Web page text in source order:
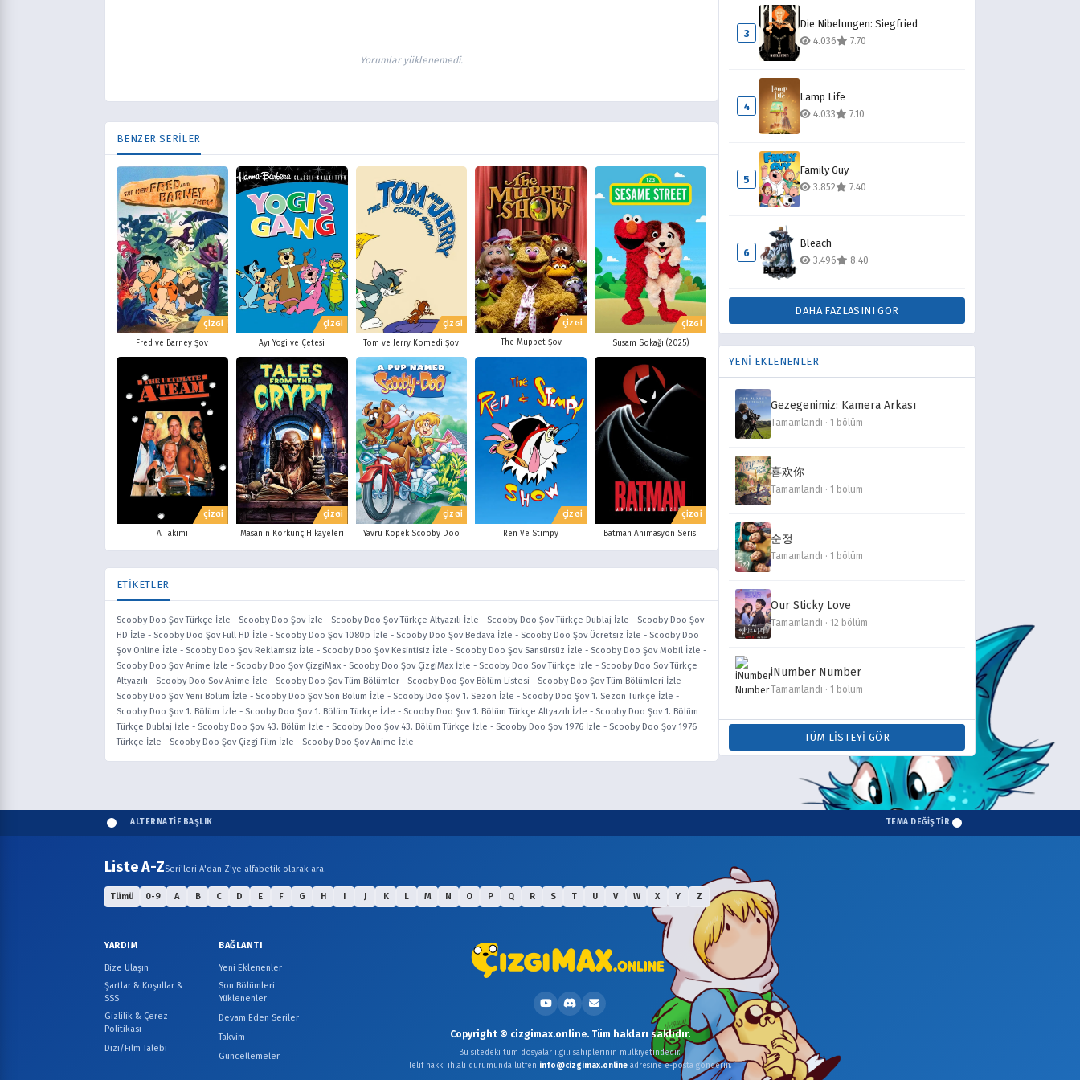
Yorumlar yüklenemedi.
BENZER SERİLER
ÇİZGİ
Fred ve Barney Şov
ÇİZGİ
Ayı Yogi ve Çetesi
ÇİZGİ
Tom ve Jerry Komedi Şov
ÇİZGİ
The Muppet Şov
ÇİZGİ
Susam Sokağı (2025)
ÇİZGİ
A Takımı
ÇİZGİ
Masanın Korkunç Hikayeleri
ÇİZGİ
Yavru Köpek Scooby Doo
ÇİZGİ
Ren Ve Stimpy
ÇİZGİ
Batman Animasyon Serisi
ETİKETLER
Scooby Doo Şov Türkçe İzle - Scooby Doo Şov İzle - Scooby Doo Şov Türkçe Altyazılı İzle - Scooby Doo Şov Türkçe Dublaj İzle - Scooby Doo Şov
HD İzle - Scooby Doo Şov Full HD İzle - Scooby Doo Şov 1080p İzle - Scooby Doo Şov Bedava İzle - Scooby Doo Şov Ücretsiz İzle - Scooby Doo
Şov Online İzle - Scooby Doo Şov Reklamsız İzle - Scooby Doo Şov Kesintisiz İzle - Scooby Doo Şov Sansürsüz İzle - Scooby Doo Şov Mobil İzle -
Scooby Doo Şov Anime İzle - Scooby Doo Şov ÇizgiMax - Scooby Doo Şov ÇizgiMax İzle - Scooby Doo Sov Türkçe İzle - Scooby Doo Sov Türkçe
Altyazılı - Scooby Doo Sov Anime İzle - Scooby Doo Şov Tüm Bölümler - Scooby Doo Şov Bölüm Listesi - Scooby Doo Şov Tüm Bölümleri İzle -
Scooby Doo Şov Yeni Bölüm İzle - Scooby Doo Şov Son Bölüm İzle - Scooby Doo Şov 1. Sezon İzle - Scooby Doo Şov 1. Sezon Türkçe İzle -
Scooby Doo Şov 1. Bölüm İzle - Scooby Doo Şov 1. Bölüm Türkçe İzle - Scooby Doo Şov 1. Bölüm Türkçe Altyazılı İzle - Scooby Doo Şov 1. Bölüm
Türkçe Dublaj İzle - Scooby Doo Şov 43. Bölüm İzle - Scooby Doo Şov 43. Bölüm Türkçe İzle - Scooby Doo Şov 1976 İzle - Scooby Doo Şov 1976
Türkçe İzle - Scooby Doo Şov Çizgi Film İzle - Scooby Doo Şov Anime İzle
3
Die Nibelungen: Siegfried
4.036 7.70
4
Lamp Life
4.033 7.10
5
Family Guy
3.852 7.40
6
Bleach
3.496 8.40
DAHA FAZLASINI GÖR
YENİ EKLENENLER
Gezegenimiz: Kamera Arkası
Tamamlandı · 1 bölüm
喜欢你
Tamamlandı · 1 bölüm
순정
Tamamlandı · 1 bölüm
Our Sticky Love
Tamamlandı · 12 bölüm
iNumber Number
Tamamlandı · 1 bölüm
TÜM LISTEYI GÖR
ALTERNATİF BAŞLIK TEMA DEĞİŞTİR
Liste A-ZSeri'leri A'dan Z'ye alfabetik olarak ara.
Tümü 0-9 A B C D E F G H I J K L M N O P Q R S T U V W X Y Z
YARDIM
Bize Ulaşın
Şartlar & Koşullar &
SSS
Gizlilik & Çerez
Politikası
Dizi/Film Talebi
BAĞLANTI
Yeni Eklenenler
Son Bölümleri
Yüklenenler
Devam Eden Seriler
Takvim
Güncellemeler
Copyright © cizgimax.online. Tüm hakları saklıdır.
Bu sitedeki tüm dosyalar ilgili sahiplerinin mülkiyetindedir.
Telif hakkı ihlali durumunda lütfen info@cizgimax.onlineadresine e-posta gönderin.